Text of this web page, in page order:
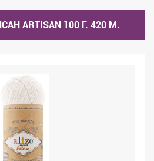
ARTISAN 100 Г. 420 М.